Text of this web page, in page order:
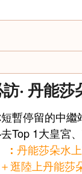
‧ 丹能
暫停留的中
去Top 1大皇宮
丹能莎朵水
逛陸上丹能莎